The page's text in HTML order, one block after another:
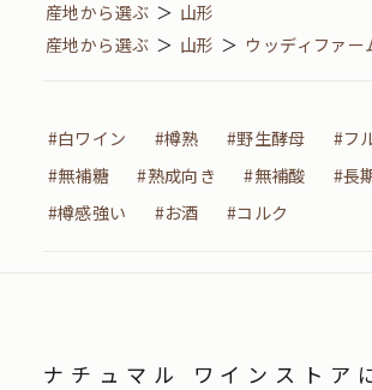
産地から選ぶ ＞ 山形
産地から選ぶ ＞ 山形 ＞ ウッディファ
#白ワイン #樽熟 #野生酵母
#フ
#無補糖
#熟成向き #無補酸
#長
#樽感強い
#お酒 #コルク
ナチュマル ワインストア